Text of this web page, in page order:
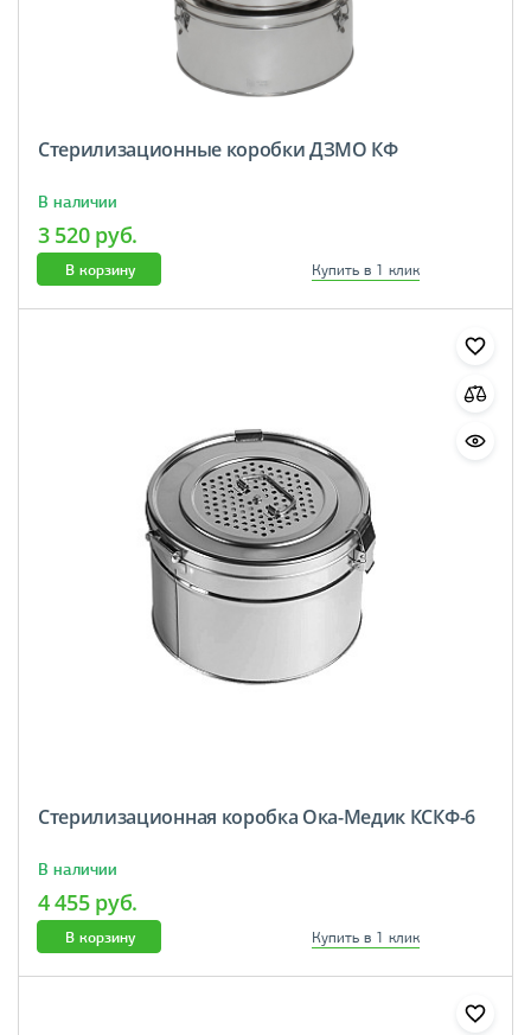
Стерилизационные коробки ДЗМО КФ
В наличии
3 520 руб.
В корзину Купить в 1 клик
Стерилизационная коробка Ока-Медик КСКФ-6
В наличии
4 455 руб.
В корзину Купить в 1 клик